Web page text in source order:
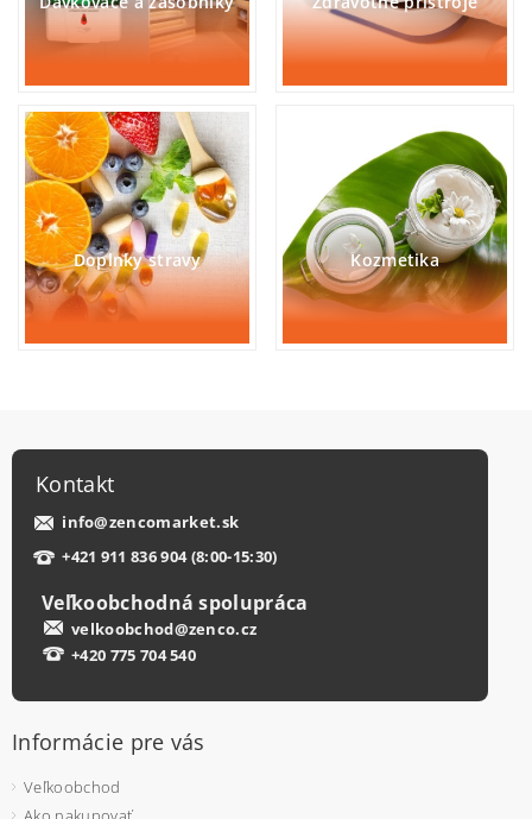
Doplnky stravy Kozmetika
Kontakt
info@zencomarket.sk
+421 911 836 904 (8:00-15:30)
Veľkoobchodná spolupráca
velkoobchod@zenco.cz
+420 775 704 540
Informácie pre vás
Veľkoobchod